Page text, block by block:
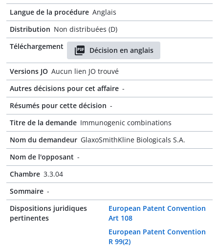
Langue de la procédure Anglais
Distribution Non distribuées (D)
Téléchargement
Décision en anglais
Versions JO Aucun lien JO trouvé
Autres décisions pour cet affaire -
Résumés pour cette décision -
Titre de la demande Immunogenic combinations
Nom du demandeur GlaxoSmithKline Biologicals S.A.
Nom de l'opposant -
Chambre 3.3.04
Sommaire -
Dispositions juridiques
pertinentes
European Patent Convention
Art 108
European Patent Convention
R 99(2)